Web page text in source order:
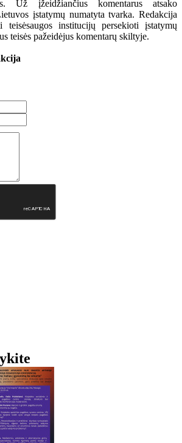
Už įžeidžiančius komentarus atsako
įstatymų numatyta tvarka. Redakcija
teisėsaugos institucijų persekioti įstatymų
teisės pažeidėjus komentarų skiltyje.